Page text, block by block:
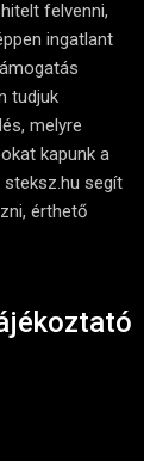
felvenni,
ingatlant
tudjuk
melyre
kapunk a
segít
érthető